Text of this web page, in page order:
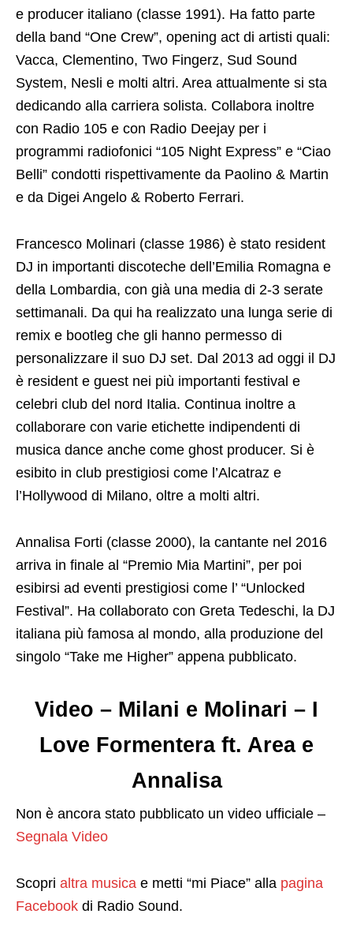
e producer italiano (classe 1991). Ha fatto parte
della band “One Crew”, opening act di artisti quali:
Vacca, Clementino, Two Fingerz, Sud Sound
System, Nesli e molti altri. Area attualmente si sta
dedicando alla carriera solista. Collabora inoltre
con Radio 105 e con Radio Deejay per i
programmi radiofonici “105 Night Express” e “Ciao
Belli” condotti rispettivamente da Paolino & Martin
e da Digei Angelo & Roberto Ferrari.
Francesco Molinari (classe 1986) è stato resident
DJ in importanti discoteche dell’Emilia Romagna e
della Lombardia, con già una media di 2-3 serate
settimanali. Da qui ha realizzato una lunga serie di
remix e bootleg che gli hanno permesso di
personalizzare il suo DJ set. Dal 2013 ad oggi il DJ
è resident e guest nei più importanti festival e
celebri club del nord Italia. Continua inoltre a
collaborare con varie etichette indipendenti di
musica dance anche come ghost producer. Si è
esibito in club prestigiosi come l’Alcatraz e
l’Hollywood di Milano, oltre a molti altri.
Annalisa Forti (classe 2000), la cantante nel 2016
arriva in finale al “Premio Mia Martini”, per poi
esibirsi ad eventi prestigiosi come l’ “Unlocked
Festival”. Ha collaborato con Greta Tedeschi, la DJ
italiana più famosa al mondo, alla produzione del
singolo “Take me Higher” appena pubblicato.
Video – Milani e Molinari – I
Love Formentera ft. Area e
Annalisa
Non è ancora stato pubblicato un video ufficiale –
Segnala Video
Scopri altra musica e metti “mi Piace” alla pagina
Facebook di Radio Sound.